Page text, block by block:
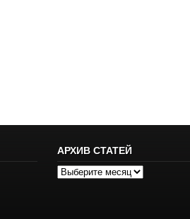
АРХИВ СТАТЕЙ
Архив